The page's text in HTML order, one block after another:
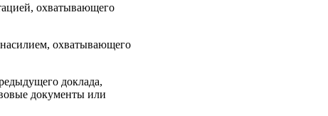
охватывающего
охватывающего
доклада,
документы или